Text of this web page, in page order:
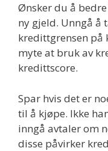
Ønsker du å
ny gjeld. Unngå å
kredittgrensen på
myte at bruk av
kredittscore.
Spar hvis det er
til å kjøpe. Ikke
inngå avtaler om
disse påvirker